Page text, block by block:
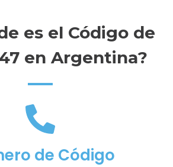
es el Código de
en Argentina?
de Código